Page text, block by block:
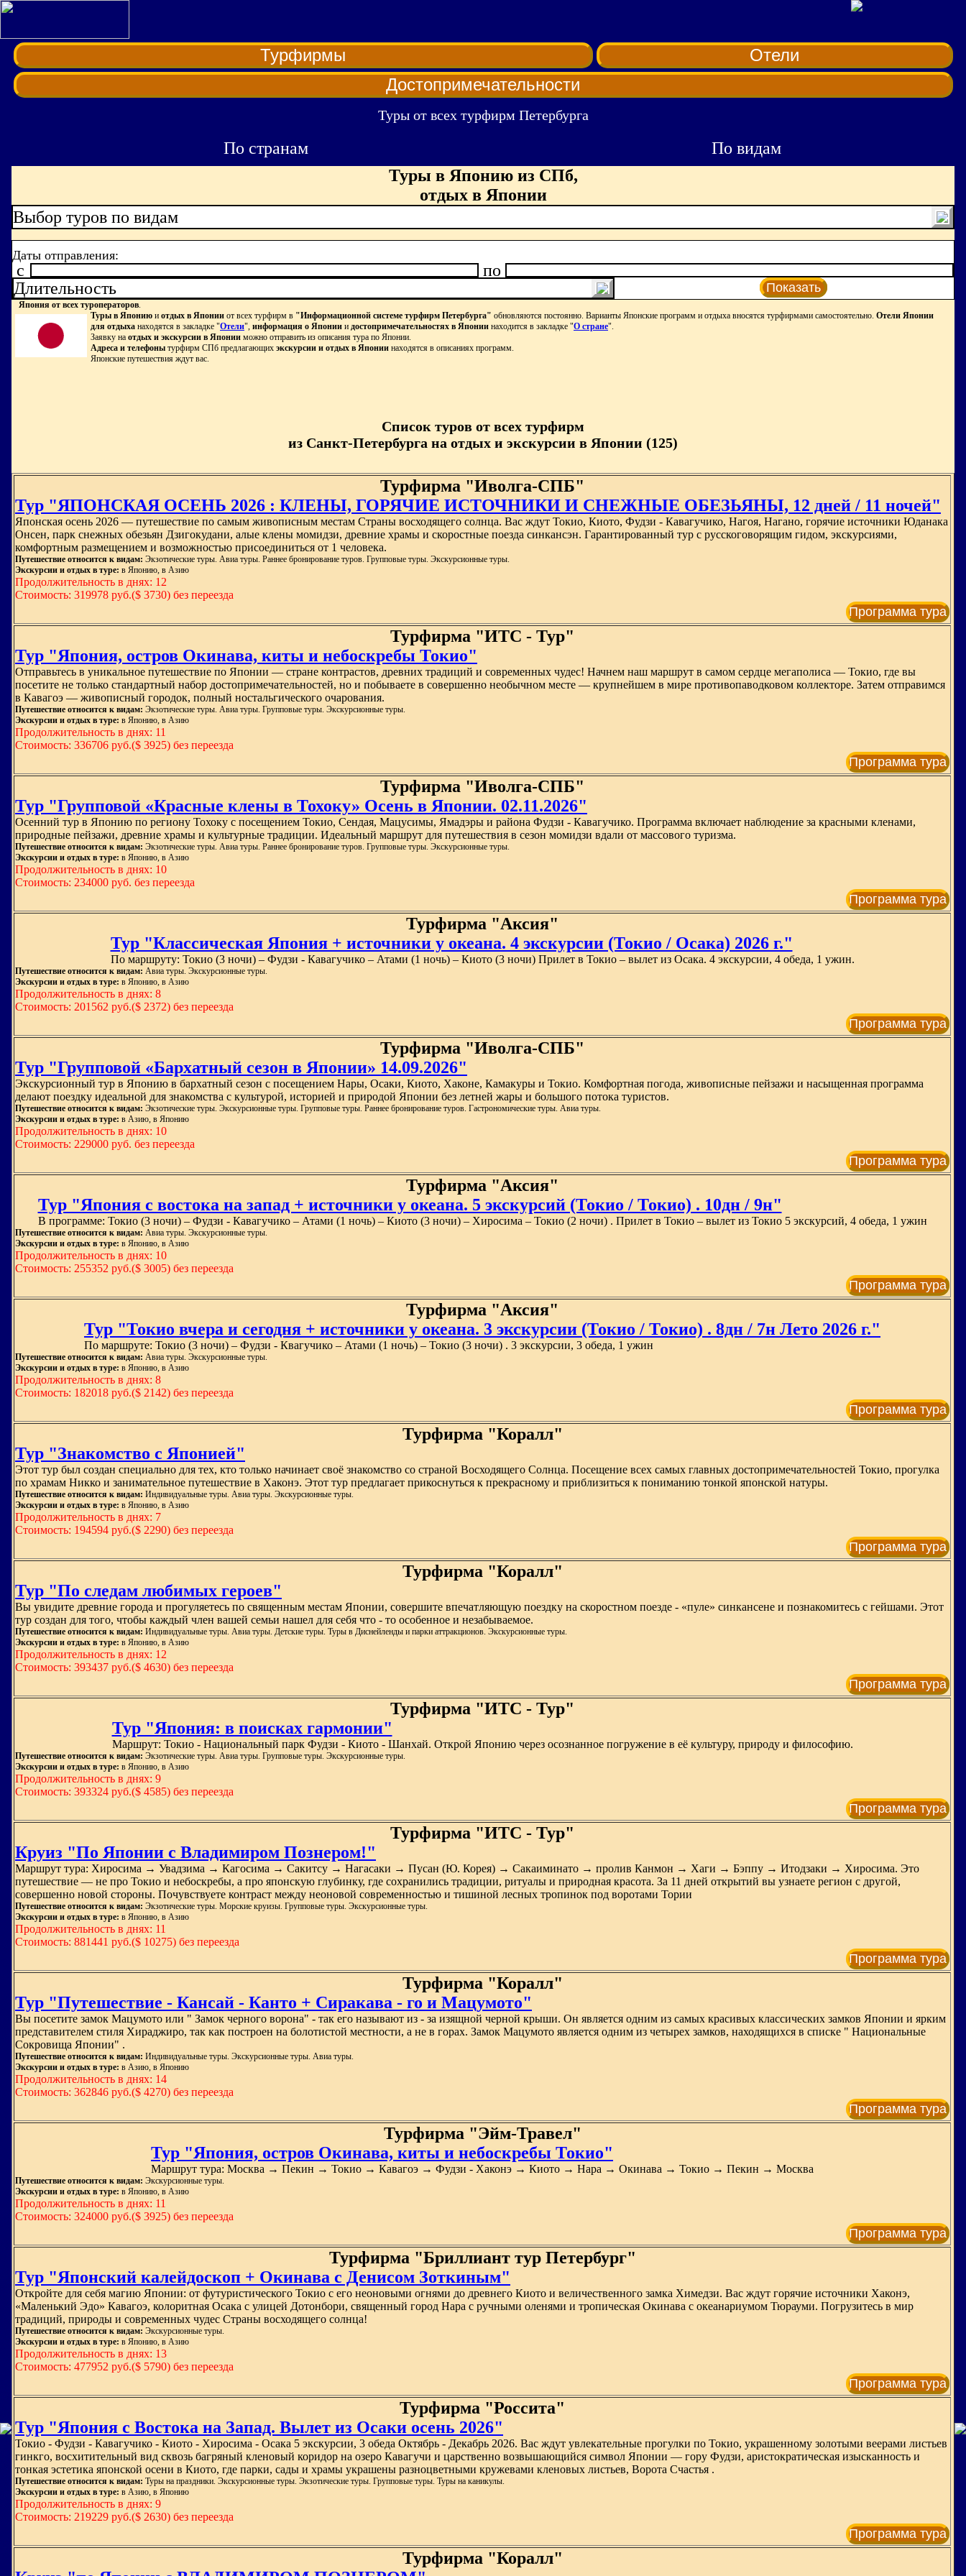
Турфирмы
Отели
Достопримечательности
Туры от всех турфирм Петербурга
По странам
По видам
Туры в Японию из СПб,
отдых в Японии
Выбор туров по видам
Даты отправления:
c
по
Длительность
Показать
Япония от всех туроператоров.
Туры в Японию и отдых в Японии от всех турфирм в "Информационной системе турфирм Петербурга" обновляются постоянно. Варианты Японские программ и отдыха вносятся турфирмами самостоятельно. Отели Японии
для отдыха находятся в закладке "Отели", информация о Японии и достопримечательностях в Японии находится в закладке "О стране".
Заявку на отдых и экскурсии в Японии можно отправить из описания тура по Японии.
Адреса и телефоны турфирм СПб предлагающих экскурсии и отдых в Японии находятся в описаниях программ.
Японские путешествия ждут вас.
Список туров от всех турфирм
из Санкт-Петербурга на отдых и экскурсии в Японии (125)
Турфирма "Иволга-СПБ"
Тур "ЯПОНСКАЯ ОСЕНЬ 2026 : КЛЕНЫ, ГОРЯЧИЕ ИСТОЧНИКИ И СНЕЖНЫЕ ОБЕЗЬЯНЫ, 12 дней / 11 ночей"
Японская осень 2026 — путешествие по самым живописным местам Страны восходящего солнца. Вас ждут Токио, Киото, Фудзи - Кавагучико, Нагоя, Нагано, горячие источники Юданака
Онсен, парк снежных обезьян Дзигокудани, алые клены момидзи, древние храмы и скоростные поезда синкансэн. Гарантированный тур с русскоговорящим гидом, экскурсиями,
комфортным размещением и возможностью присоединиться от 1 человека.
Путешествие относится к видам: Экзотические туры. Авиа туры. Раннее бронирование туров. Групповые туры. Экскурсионные туры.
Экскурсии и отдых в туре: в Японию, в Азию
Продолжительность в днях: 12
Стоимость: 319978 руб.($ 3730) без переезда
Программа тура
Турфирма "ИТС - Тур"
Тур "Япония, остров Окинава, киты и небоскребы Токио"
Отправьтесь в уникальное путешествие по Японии — стране контрастов, древних традиций и современных чудес! Начнем наш маршрут в самом сердце мегаполиса — Токио, где вы
посетите не только стандартный набор достопримечательностей, но и побываете в совершенно необычном месте — крупнейшем в мире противопаводковом коллекторе. Затем отправимся
в Кавагоэ — живописный городок, полный ностальгического очарования.
Путешествие относится к видам: Экзотические туры. Авиа туры. Групповые туры. Экскурсионные туры.
Экскурсии и отдых в туре: в Японию, в Азию
Продолжительность в днях: 11
Стоимость: 336706 руб.($ 3925) без переезда
Программа тура
Турфирма "Иволга-СПБ"
Тур "Групповой «Красные клены в Тохоку» Осень в Японии. 02.11.2026"
Осенний тур в Японию по региону Тохоку с посещением Токио, Сендая, Мацусимы, Ямадэры и района Фудзи - Кавагучико. Программа включает наблюдение за красными кленами,
природные пейзажи, древние храмы и культурные традиции. Идеальный маршрут для путешествия в сезон момидзи вдали от массового туризма.
Путешествие относится к видам: Экзотические туры. Авиа туры. Раннее бронирование туров. Групповые туры. Экскурсионные туры.
Экскурсии и отдых в туре: в Японию, в Азию
Продолжительность в днях: 10
Стоимость: 234000 руб. без переезда
Программа тура
Турфирма "Аксия"
Тур "Классическая Япония + источники у океана. 4 экскурсии (Токио / Осака) 2026 г."
По маршруту: Токио (3 ночи) – Фудзи - Кавагучико – Атами (1 ночь) – Киото (3 ночи) Прилет в Токио – вылет из Осака. 4 экскурсии, 4 обеда, 1 ужин.
Путешествие относится к видам: Авиа туры. Экскурсионные туры.
Экскурсии и отдых в туре: в Японию, в Азию
Продолжительность в днях: 8
Стоимость: 201562 руб.($ 2372) без переезда
Программа тура
Турфирма "Иволга-СПБ"
Тур "Групповой «Бархатный сезон в Японии» 14.09.2026"
Экскурсионный тур в Японию в бархатный сезон с посещением Нары, Осаки, Киото, Хаконе, Камакуры и Токио. Комфортная погода, живописные пейзажи и насыщенная программа
делают поездку идеальной для знакомства с культурой, историей и природой Японии без летней жары и большого потока туристов.
Путешествие относится к видам: Экзотические туры. Экскурсионные туры. Групповые туры. Раннее бронирование туров. Гастрономические туры. Авиа туры.
Экскурсии и отдых в туре: в Азию, в Японию
Продолжительность в днях: 10
Стоимость: 229000 руб. без переезда
Программа тура
Турфирма "Аксия"
Тур "Япония с востока на запад + источники у океана. 5 экскурсий (Токио / Токио) . 10дн / 9н"
В программе: Токио (3 ночи) – Фудзи - Кавагучико – Атами (1 ночь) – Киото (3 ночи) – Хиросима – Токио (2 ночи) . Прилет в Токио – вылет из Токио 5 экскурсий, 4 обеда, 1 ужин
Путешествие относится к видам: Авиа туры. Экскурсионные туры.
Экскурсии и отдых в туре: в Японию, в Азию
Продолжительность в днях: 10
Стоимость: 255352 руб.($ 3005) без переезда
Программа тура
Турфирма "Аксия"
Тур "Токио вчера и сегодня + источники у океана. 3 экскурсии (Токио / Токио) . 8дн / 7н Лето 2026 г."
По маршруте: Токио (3 ночи) – Фудзи - Квагучико – Атами (1 ночь) – Токио (3 ночи) . 3 экскурсии, 3 обеда, 1 ужин
Путешествие относится к видам: Авиа туры. Экскурсионные туры.
Экскурсии и отдых в туре: в Японию, в Азию
Продолжительность в днях: 8
Стоимость: 182018 руб.($ 2142) без переезда
Программа тура
Турфирма "Коралл"
Тур "Знакомство с Японией"
Этот тур был создан специально для тех, кто только начинает своё знакомство со страной Восходящего Солнца. Посещение всех самых главных достопримечательностей Токио, прогулка
по храмам Никко и занимательное путешествие в Хаконэ. Этот тур предлагает прикоснуться к прекрасному и приблизиться к пониманию тонкой японской натуры.
Путешествие относится к видам: Индивидуальные туры. Авиа туры. Экскурсионные туры.
Экскурсии и отдых в туре: в Японию, в Азию
Продолжительность в днях: 7
Стоимость: 194594 руб.($ 2290) без переезда
Программа тура
Турфирма "Коралл"
Тур "По следам любимых героев"
Вы увидите древние города и прогуляетесь по священным местам Японии, совершите впечатляющую поездку на скоростном поезде - «пуле» синкансене и познакомитесь с гейшами. Этот
тур создан для того, чтобы каждый член вашей семьи нашел для себя что - то особенное и незабываемое.
Путешествие относится к видам: Индивидуальные туры. Авиа туры. Детские туры. Туры в Диснейленды и парки аттракционов. Экскурсионные туры.
Экскурсии и отдых в туре: в Японию, в Азию
Продолжительность в днях: 12
Стоимость: 393437 руб.($ 4630) без переезда
Программа тура
Турфирма "ИТС - Тур"
Тур "Япония: в поисках гармонии"
Маршрут: Токио - Национальный парк Фудзи - Киото - Шанхай. Открой Японию через осознанное погружение в её культуру, природу и философию.
Путешествие относится к видам: Экзотические туры. Авиа туры. Групповые туры. Экскурсионные туры.
Экскурсии и отдых в туре: в Японию, в Азию
Продолжительность в днях: 9
Стоимость: 393324 руб.($ 4585) без переезда
Программа тура
Турфирма "ИТС - Тур"
Круиз "По Японии с Владимиром Познером!"
Маршрут тура: Хиросима → Увадзима → Кагосима → Сакитсу → Нагасаки → Пусан (Ю. Корея) → Сакаиминато → пролив Канмон → Хаги → Бэппу → Итодзаки → Хиросима. Это
путешествие — не про Токио и небоскребы, а про японскую глубинку, где сохранились традиции, ритуалы и природная красота. За 11 дней открытий вы узнаете регион с другой,
совершенно новой стороны. Почувствуете контраст между неоновой современностью и тишиной лесных тропинок под воротами Тории
Путешествие относится к видам: Экзотические туры. Морские круизы. Групповые туры. Экскурсионные туры.
Экскурсии и отдых в туре: в Японию, в Азию
Продолжительность в днях: 11
Стоимость: 881441 руб.($ 10275) без переезда
Программа тура
Турфирма "Коралл"
Тур "Путешествие - Кансай - Канто + Сиракава - го и Мацумото"
Вы посетите замок Мацумото или " Замок черного ворона" - так его называют из - за изящной черной крыши. Он является одним из самых красивых классических замков Японии и ярким
представителем стиля Хираджиро, так как построен на болотистой местности, а не в горах. Замок Мацумото является одним из четырех замков, находящихся в списке " Национальные
Сокровища Японии" .
Путешествие относится к видам: Индивидуальные туры. Экскурсионные туры. Авиа туры.
Экскурсии и отдых в туре: в Азию, в Японию
Продолжительность в днях: 14
Стоимость: 362846 руб.($ 4270) без переезда
Программа тура
Турфирма "Эйм-Травел"
Тур "Япония, остров Окинава, киты и небоскребы Токио"
Маршрут тура: Москва → Пекин → Токио → Кавагоэ → Фудзи - Хаконэ → Киото → Нара → Окинава → Токио → Пекин → Москва
Путешествие относится к видам: Экскурсионные туры.
Экскурсии и отдых в туре: в Японию, в Азию
Продолжительность в днях: 11
Стоимость: 324000 руб.($ 3925) без переезда
Программа тура
Турфирма "Бриллиант тур Петербург"
Тур "Японский калейдоскоп + Окинава c Денисом Зоткиным"
Откройте для себя магию Японии: от футуристического Токио с его неоновыми огнями до древнего Киото и величественного замка Химедзи. Вас ждут горячие источники Хаконэ,
«Маленький Эдо» Кавагоэ, колоритная Осака с улицей Дотонбори, священный город Нара с ручными оленями и тропическая Окинава с океанариумом Тюрауми. Погрузитесь в мир
традиций, природы и современных чудес Страны восходящего солнца!
Путешествие относится к видам: Экскурсионные туры.
Экскурсии и отдых в туре: в Японию, в Азию
Продолжительность в днях: 13
Стоимость: 477952 руб.($ 5790) без переезда
Программа тура
Турфирма "Россита"
Тур "Япония с Востока на Запад. Вылет из Осаки осень 2026"
Токио - Фудзи - Кавагучико - Киото - Хиросима - Осака 5 экскурсии, 3 обеда Октябрь - Декабрь 2026. Вас ждут увлекательные прогулки по Токио, украшенному золотыми веерами листьев
гинкго, восхитительный вид сквозь багряный кленовый коридор на озеро Кавагучи и царственно возвышающийся символ Японии — гору Фудзи, аристократическая изысканность и
тонкая эстетика японской осени в Киото, где парки, сады и храмы украшены разноцветными кружевами кленовых листьев, Ворота Счастья .
Путешествие относится к видам: Туры на праздники. Экскурсионные туры. Экзотические туры. Групповые туры. Туры на каникулы.
Экскурсии и отдых в туре: в Азию, в Японию
Продолжительность в днях: 9
Стоимость: 219229 руб.($ 2630) без переезда
Программа тура
Турфирма "Коралл"